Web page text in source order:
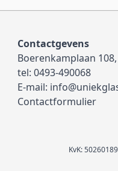
Contactgevens
Boerenkamplaan
tel: 0493-490068
E-mail:
Contactformulier
KvK: